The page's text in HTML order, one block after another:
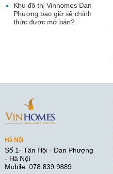
Khu đô thị Vinhomes Đan
Phượng bao giờ sẽ chính
thức được mở bán?
Hà Nội
Số 1- Tân Hội - Đan Phượng
- Hà Nội
Mobile: 078.839.9889